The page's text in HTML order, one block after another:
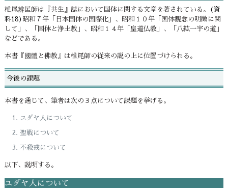
椎尾辨匡師は『共生』誌において国体に関する文章を著されている。
(資
料18) 昭和７年「日本国体の国際化」、昭和１０年「国体観念の明徴に関
して」、「国体と浄土教」、昭和１４年「皇道仏教」、「八紘一宇の道」
などである。
本書『國體と佛教』は椎尾師の従来の説の上に位置づけられる。
今後の課題
本書を通じて、筆者は次の３点について課題を挙げる。
ユダヤ人について
聖戦について
不殺戒について
以下、説明する。
ユダヤ人について